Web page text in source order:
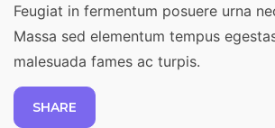
Feugiat in fermentum posuere urna
Massa sed elementum tempus
malesuada fames ac turpis.
SHARE